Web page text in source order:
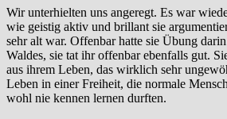
Wir unterhielten uns angeregt. Es war
wie geistig aktiv und brillant sie
sehr alt war. Offenbar hatte sie Übung
Waldes, sie tat ihr offenbar ebenfalls gut.
aus ihrem Leben, das wirklich sehr
Leben in einer Freiheit, die normale
wohl nie kennen lernen durften.